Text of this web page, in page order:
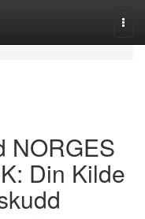
NORGES
Din Kilde